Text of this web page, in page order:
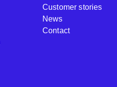
Customer stories
News
Contact